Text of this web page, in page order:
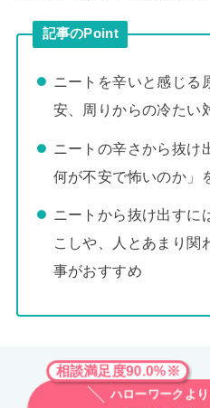
記事のPoint
ニートを辛いと感じる
安、周りからの冷たい
ニートの辛さから抜け
何が不安で怖いのか」
ニートから抜け出すに
こしや、人とあまり関
事がおすすめ
相談満足度90.0%※
ハローワークよ